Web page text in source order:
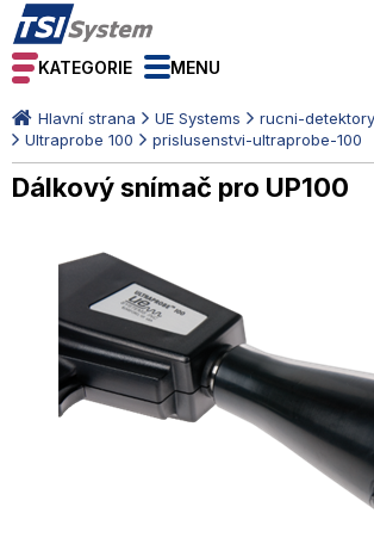
KATEGORIE MENU
Hlavní strana UE Systems
rucni-
Ultraprobe 100
prislusenstvi-ultraprobe-100
Dálkový snímač pro UP100